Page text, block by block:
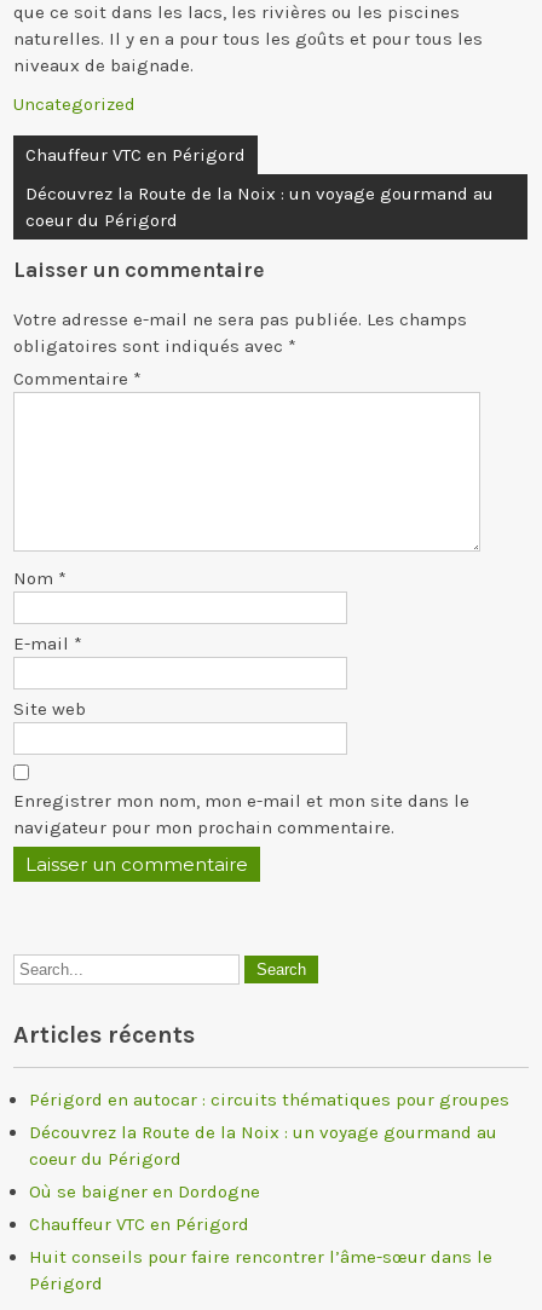
que ce soit dans les lacs, les rivières ou les piscines
naturelles. Il y en a pour tous les goûts et pour tous les
niveaux de baignade.
Uncategorized
Navigation
de
l’article
Chauffeur VTC en Périgord
Découvrez la Route de la Noix : un voyage gourmand au
coeur du Périgord
Laisser un commentaire
Votre adresse e-mail ne sera pas publiée. Les champs
obligatoires sont indiqués avec *
Commentaire *
Nom *
E-mail *
Site web
Enregistrer mon nom, mon e-mail et mon site dans le
navigateur pour mon prochain commentaire.
Articles récents
Périgord en autocar : circuits thématiques pour groupes
Découvrez la Route de la Noix : un voyage gourmand au
coeur du Périgord
Où se baigner en Dordogne
Chauffeur VTC en Périgord
Huit conseils pour faire rencontrer l’âme-sœur dans le
Périgord